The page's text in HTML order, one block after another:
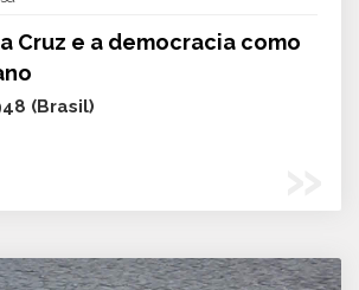
Cruz e a democracia como
(Brasil)